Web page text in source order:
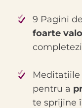
9 Pagini
foarte
pentru a
te sprijine